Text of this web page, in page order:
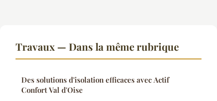
Travaux — Dans la même rubrique
Des solutions d'isolation efficaces avec Actif
Confort Val d'Oise